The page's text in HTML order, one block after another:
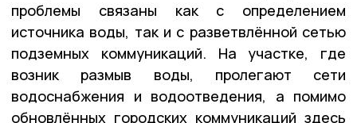
проблемы связаны как с определением
источника воды, так и с разветвлённой сетью
подземных коммуникаций. На участке, где
возник размыв воды, пролегают сети
водоснабжения и водоотведения, а помимо
обновлённых городских коммуникаций здесь